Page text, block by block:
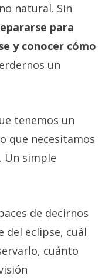
natural. Sin
para
y conocer cómo
un
tenemos un
que necesitamos
Un simple
de decirnos
del eclipse, cuál
cuánto